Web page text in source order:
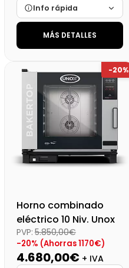
Info rápida
Marca
Cargando…
DisponibilidadCargando…
Precio final (+21%)
1579,78 €
MÁS DETALLES
-20%
Horno combinado
eléctrico 10 Niv. Unox
PVP: 5.850,00€
-20% (Ahorras 1170€)
4.680,00€ + IVA